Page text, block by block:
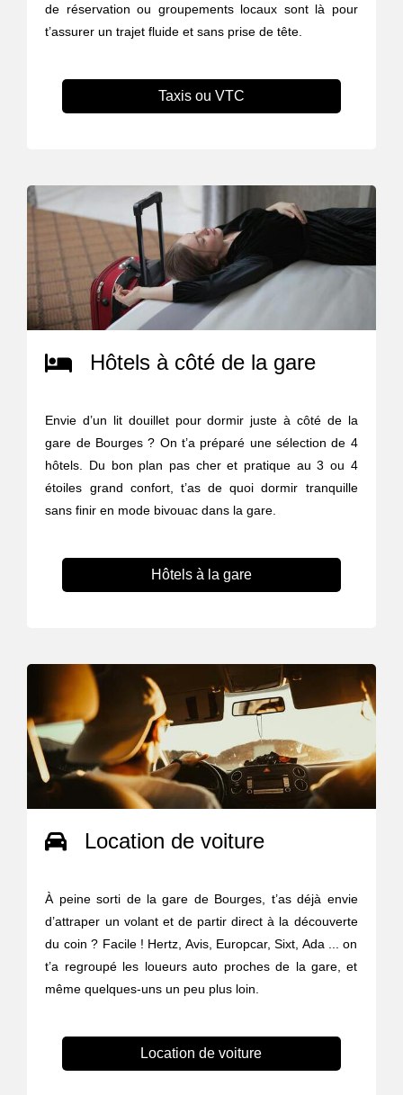
de réservation ou groupements locaux sont là pour
t’assurer un trajet fluide et sans prise de tête.
Taxis ou VTC
Hôtels à côté de la gare
Envie d’un lit douillet pour dormir juste à côté de la
gare de Bourges ? On t’a préparé une sélection de 4
hôtels. Du bon plan pas cher et pratique au 3 ou 4
étoiles grand confort, t’as de quoi dormir tranquille
sans finir en mode bivouac dans la gare.
Hôtels à la gare
Location de voiture
À peine sorti de la gare de Bourges, t’as déjà envie
d’attraper un volant et de partir direct à la découverte
du coin ? Facile ! Hertz, Avis, Europcar, Sixt, Ada ... on
t’a regroupé les loueurs auto proches de la gare, et
même quelques-uns un peu plus loin.
Location de voiture